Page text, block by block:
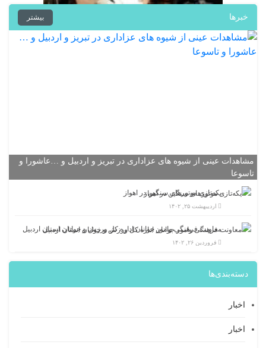
خبرها بیشتر
مشاهدات عینی از شیوه های عزاداری در تبریز و اردبیل و …عاشورا و
تاسوعا
یکه‌تازی موتورهای سنگین در اهواز
اردیبهشت ۲۵, ۱۴۰۲
معاونت فرهنگی وامور جوانان اداره کل ورزش و جوانان استان اردبیل
فروردین ۲۶, ۱۴۰۲
دسته‌بندی‌ها
اخبار
اخبار